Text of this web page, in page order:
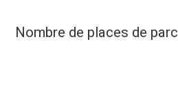
Nombre de places de parc